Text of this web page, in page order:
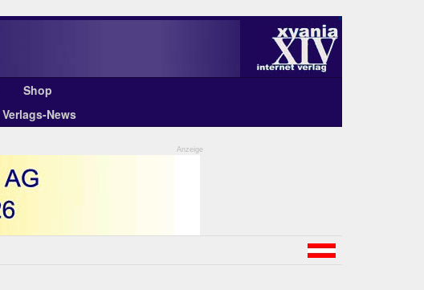
Shop
Verlags-News
Anzeige